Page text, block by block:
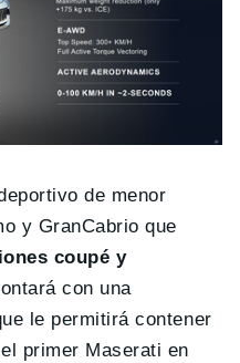
de menor
y GranCabrio que
coupé y
con una
le permitirá contener
primer Maserati en